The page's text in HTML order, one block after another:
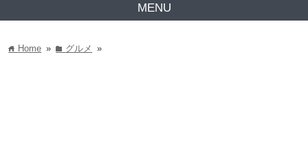
MENU
home Home » folder グルメ »